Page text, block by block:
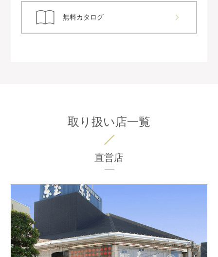
無料カタログ
取り扱い店一覧
直営店